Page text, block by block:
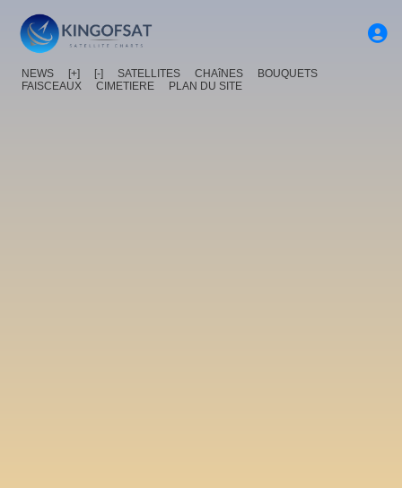
NEWS [+] [-] SATELLITES CHAîNES
BOUQUETS
FAISCEAUX
CIMETIERE PLAN DU SITE